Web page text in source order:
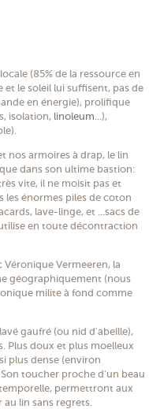
(85% de la ressource en
le soleil lui suffisent, pas de
en énergie), prolifique
isolation, linoleum ...),
nos armoires à drap, le lin
dans son ultime bastion:
vite, il ne moisit pas et
les énormes piles de coton
lave-linge, et ...sacs de
en toute décontraction
Vermeeren, la
géographiquement (nous
milite à fond comme
gaufré (ou nid d'abeille),
Plus doux et plus moelleux
plus dense (environ
toucher proche d'un beau
permettront aux
lin sans regrets.